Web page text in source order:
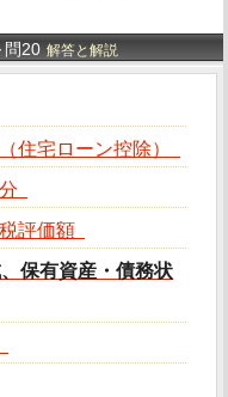
問20 解答と解説
住宅ローン控除）
評価額
保有資産・債務状